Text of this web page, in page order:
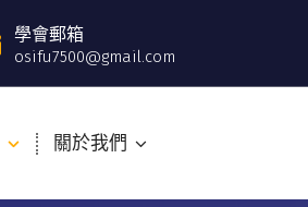
學會郵箱
osifu7500@gmail.com
關於我們